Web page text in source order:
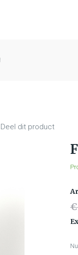
Deel dit product
€